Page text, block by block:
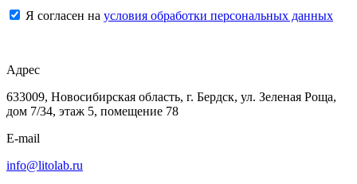
Я согласен на условия обработки персональных данных
Адрес
633009, Новосибирская область, г. Бердск, ул. Зеленая Роща,
дом 7/34, этаж 5, помещение 78
E-mail
info@litolab.ru